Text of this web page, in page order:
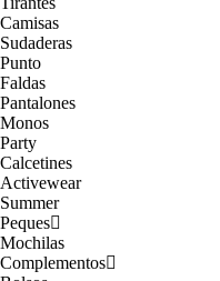
Camisas
Sudaderas
Punto
Faldas
Pantalones
Monos
Party
Calcetines
Activewear
Summer
Peques
Mochilas
Complementos